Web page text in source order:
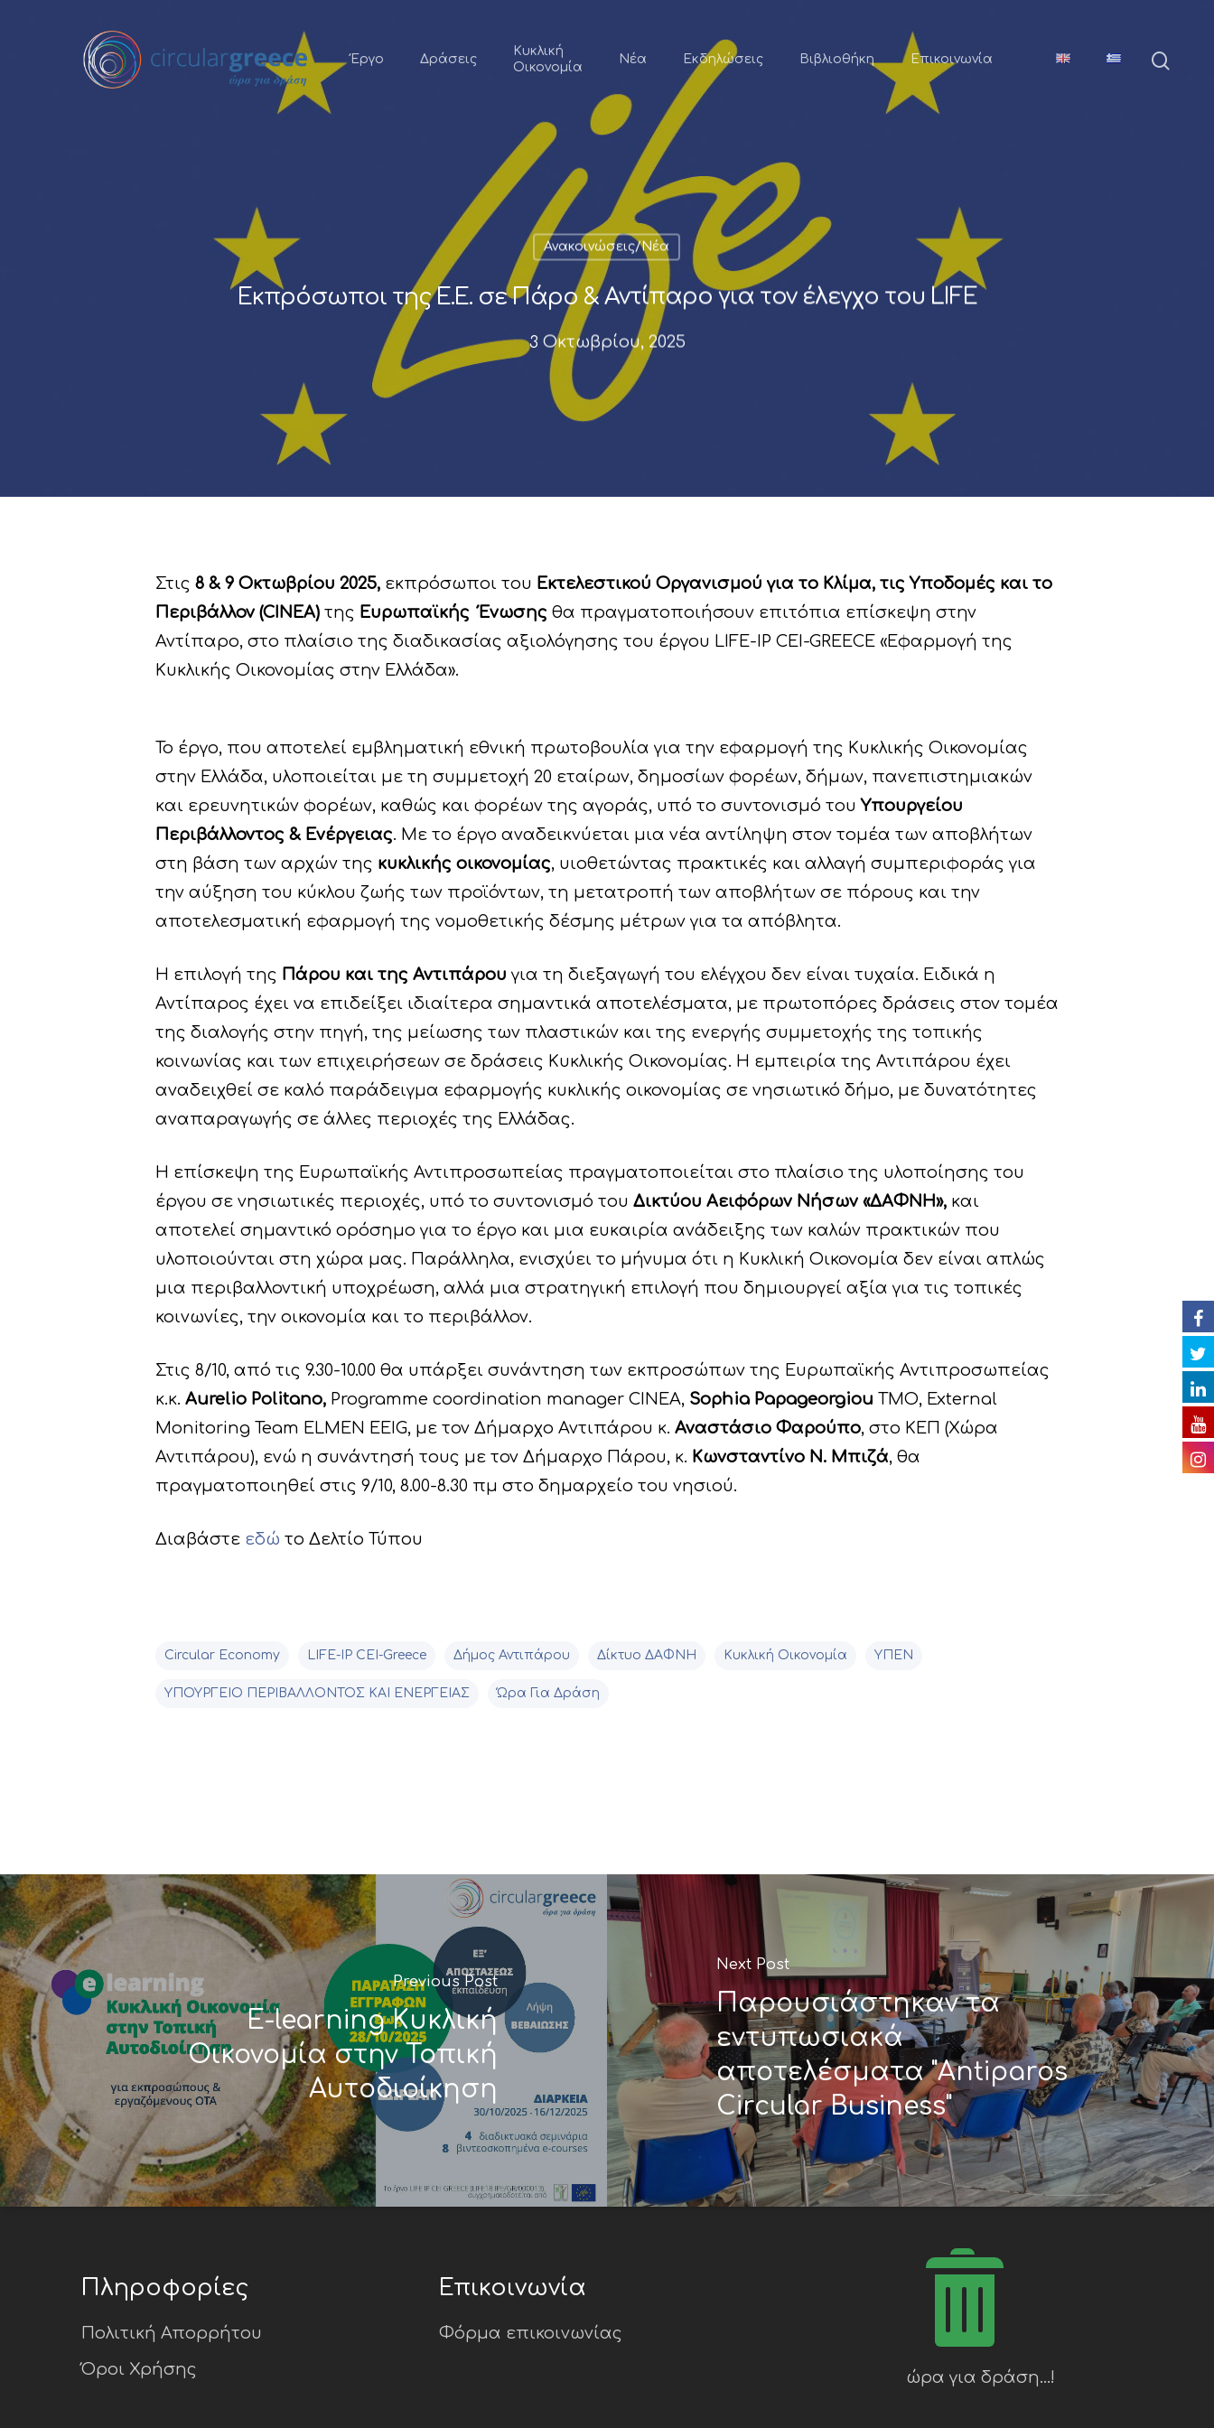
Έργο Δράσεις
Κυκλική
Οικονομία
Νέα Εκδηλώσεις Βιβλιοθήκη Επικοινωνία
Ανακοινώσεις/Νέα
Εκπρόσωποι της Ε.Ε. σε Πάρο & Αντίπαρο για τον έλεγχο του LIFE
3 Οκτωβρίου, 2025
Στις 8 & 9 Οκτωβρίου 2025, εκπρόσωποι του Εκτελεστικού Οργανισμού για το Κλίμα, τις Υποδομές και το
Περιβάλλον (CINEA) της Ευρωπαϊκής Ένωσης θα πραγματοποιήσουν επιτόπια επίσκεψη στην
Αντίπαρο, στο πλαίσιο της διαδικασίας αξιολόγησης του έργου LIFE-IP CEI-GREECE «Εφαρμογή της
Κυκλικής Οικονομίας στην Ελλάδα».
Το έργο, που αποτελεί εμβληματική εθνική πρωτοβουλία για την εφαρμογή της Κυκλικής Οικονομίας
στην Ελλάδα, υλοποιείται με τη συμμετοχή 20 εταίρων, δημοσίων φορέων, δήμων, πανεπιστημιακών
και ερευνητικών φορέων, καθώς και φορέων της αγοράς, υπό το συντονισμό του Υπουργείου
Περιβάλλοντος & Ενέργειας. Με το έργο αναδεικνύεται μια νέα αντίληψη στον τομέα των αποβλήτων
στη βάση των αρχών της κυκλικής οικονομίας, υιοθετώντας πρακτικές και αλλαγή συμπεριφοράς για
την αύξηση του κύκλου ζωής των προϊόντων, τη μετατροπή των αποβλήτων σε πόρους και την
αποτελεσματική εφαρμογή της νομοθετικής δέσμης μέτρων για τα απόβλητα.
Η επιλογή της Πάρου και της Αντιπάρου για τη διεξαγωγή του ελέγχου δεν είναι τυχαία. Ειδικά η
Αντίπαρος έχει να επιδείξει ιδιαίτερα σημαντικά αποτελέσματα, με πρωτοπόρες δράσεις στον τομέα
της διαλογής στην πηγή, της μείωσης των πλαστικών και της ενεργής συμμετοχής της τοπικής
κοινωνίας και των επιχειρήσεων σε δράσεις Κυκλικής Οικονομίας. Η εμπειρία της Αντιπάρου έχει
αναδειχθεί σε καλό παράδειγμα εφαρμογής κυκλικής οικονομίας σε νησιωτικό δήμο, με δυνατότητες
αναπαραγωγής σε άλλες περιοχές της Ελλάδας.
Η επίσκεψη της Ευρωπαϊκής Αντιπροσωπείας πραγματοποιείται στο πλαίσιο της υλοποίησης του
έργου σε νησιωτικές περιοχές, υπό το συντονισμό του Δικτύου Αειφόρων Νήσων «ΔΑΦΝΗ», και
αποτελεί σημαντικό ορόσημο για το έργο και μια ευκαιρία ανάδειξης των καλών πρακτικών που
υλοποιούνται στη χώρα μας. Παράλληλα, ενισχύει το μήνυμα ότι η Κυκλική Οικονομία δεν είναι απλώς
μια περιβαλλοντική υποχρέωση, αλλά μια στρατηγική επιλογή που δημιουργεί αξία για τις τοπικές
κοινωνίες, την οικονομία και το περιβάλλον.
Στις 8/10, από τις 9.30-10.00 θα υπάρξει συνάντηση των εκπροσώπων της Ευρωπαϊκής Αντιπροσωπείας
κ.κ. Aurelio Politano, Programme coordination manager CINEA, Sophia Papageorgiou TMO, External
Monitoring Team ELMEN EEIG, με τον Δήμαρχο Αντιπάρου κ. Αναστάσιο Φαρούπο, στο ΚΕΠ (Χώρα
Αντιπάρου), ενώ η συνάντησή τους με τον Δήμαρχο Πάρου, κ. Κωνσταντίνο Ν. Μπιζά, θα
πραγματοποιηθεί στις 9/10, 8.00-8.30 πμ στο δημαρχείο του νησιού.
Διαβάστε εδώ το Δελτίο Τύπου
Circular Economy LIFE-IP CEI-Greece Δήμος Αντιπάρου Δίκτυο ΔΑΦΝΗ Κυκλική Οικονομία ΥΠΕΝ
ΥΠΟΥΡΓΕΙΟ ΠΕΡΙΒΑΛΛΟΝΤΟΣ ΚΑΙ ΕΝΕΡΓΕΙΑΣ Ώρα Για Δράση
Previous Post
E-learning Κυκλική
Οικονομία στην Τοπική
Αυτοδιοίκηση
Next Post
Παρουσιάστηκαν τα
εντυπωσιακά
αποτελέσματα "Antiparos
Circular Business"
Πληροφορίες
Πολιτική Απορρήτου
Όροι Χρήσης
Επικοινωνία
Φόρμα επικοινωνίας